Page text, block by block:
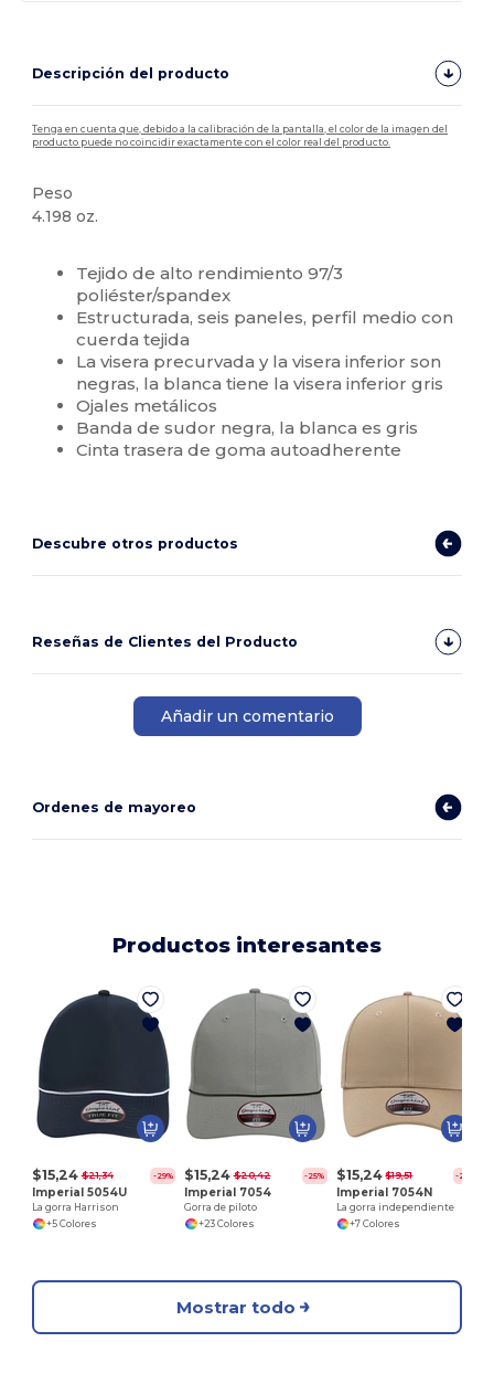
Descripción del producto
Tenga en cuenta que, debido a la calibración de la pantalla, el color de la imagen del
producto puede no coincidir exactamente con el color real del producto.
Peso
4.198 oz.
Tejido de alto rendimiento 97/3
poliéster/spandex
Estructurada, seis paneles, perfil medio con
cuerda tejida
La visera precurvada y la visera inferior son
negras, la blanca tiene la visera inferior gris
Ojales metálicos
Banda de sudor negra, la blanca es gris
Cinta trasera de goma autoadherente
Descubre otros productos
Reseñas de Clientes del Producto
Añadir un comentario
Ordenes de mayoreo
Productos interesantes
$15,24 $21,34 -29%
Imperial 5054U
La gorra Harrison
+5 Colores
$15,24 $20,42 -25%
Imperial 7054
Gorra de piloto
+23 Colores
$15,24 $19,51 -22%
Imperial 7054N
La gorra independiente
+7 Colores
Mostrar todo